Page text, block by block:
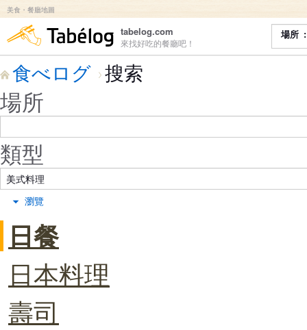
美食・餐廳地圖
食べログ
tabelog.com
來找好吃的餐廳吧！
場所
食べログ 搜索
場所
類型
瀏覽
日餐
日本料理
壽司